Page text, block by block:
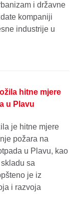
i državne
kompaniji
industrije u
hitne mjere
u Plavu
je hitne mjere
požara na
u Plavu, kao
sa
je iz
i razvoja